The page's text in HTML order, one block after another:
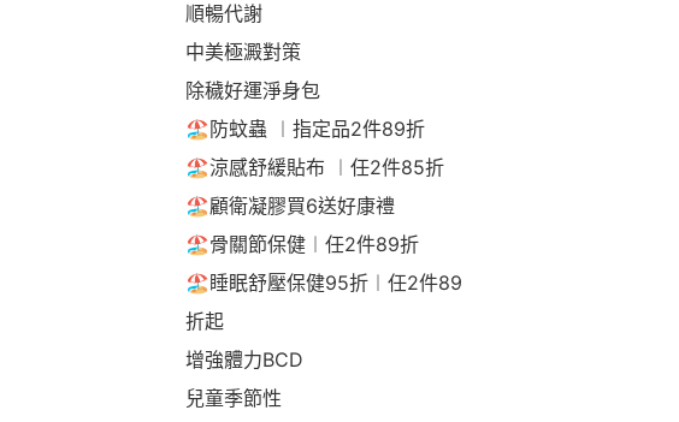
順暢代謝
中美極澱對策
除穢好運淨身包
🏖️防蚊蟲 ︱指定品2件89折
🏖️涼感舒緩貼布 ︱任2件85折
🏖️顧衛凝膠買6送好康禮
🏖️骨關節保健︱任2件89折
🏖️睡眠舒壓保健95折︱任2件89
折起
增強體力BCD
兒童季節性